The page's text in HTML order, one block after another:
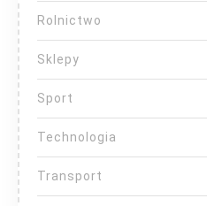
Rolnictwo
Sklepy
Sport
Technologia
Transport